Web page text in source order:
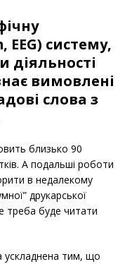
систему,
діяльності
вимовлені
слова з
близько 90
А подальші роботи
в недалекому
друкарської
треба буде читати
ускладнена тим, що